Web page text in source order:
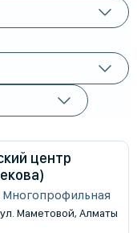
центр
Маметовой, Алматы